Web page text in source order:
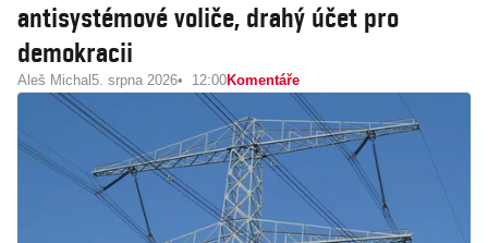
antisystémové voliče, drahý účet pro
demokracii
Aleš Michal 5. srpna 2026 12:00Komentáře